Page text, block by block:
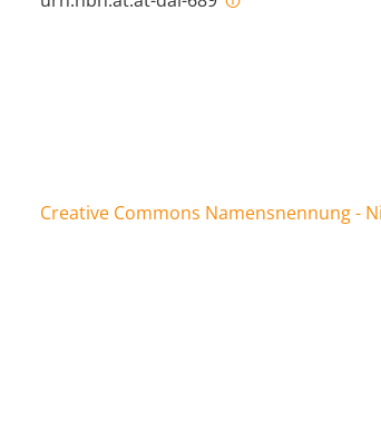
Creative Commons Namensnennung -